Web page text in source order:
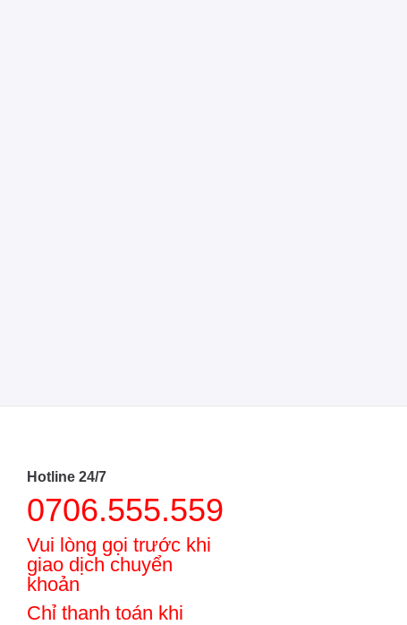
Hotline 24/7
0706.555.559
Vui lòng gọi trước khi
giao dịch chuyển
khoản
Chỉ thanh toán khi